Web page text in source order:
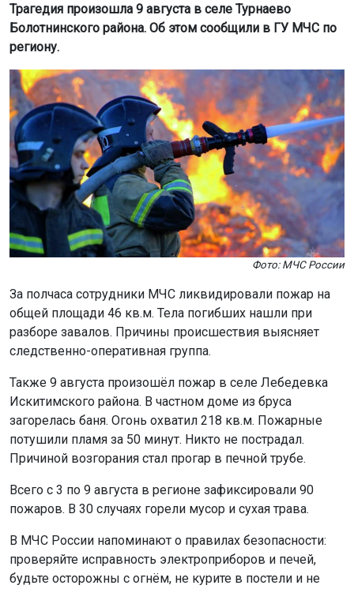
Трагедия произошла 9 августа в селе Турнаево
Болотнинского района. Об этом сообщили в ГУ МЧС по
региону.
Фото: МЧС России
За полчаса сотрудники МЧС ликвидировали пожар на
общей площади 46 кв.м. Тела погибших нашли при
разборе завалов. Причины происшествия выясняет
следственно-оперативная группа.
Также 9 августа произошёл пожар в селе Лебедевка
Искитимского района. В частном доме из бруса
загорелась баня. Огонь охватил 218 кв.м. Пожарные
потушили пламя за 50 минут. Никто не пострадал.
Причиной возгорания стал прогар в печной трубе.
Всего с 3 по 9 августа в регионе зафиксировали 90
пожаров. В 30 случаях горели мусор и сухая трава.
В МЧС России напоминают о правилах безопасности:
проверяйте исправность электроприборов и печей,
будьте осторожны с огнём, не курите в постели и не